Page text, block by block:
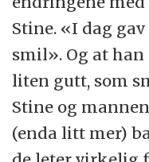
Stine. «I dag
smil». Og at
liten gutt, som
Stine og
(enda litt mer)